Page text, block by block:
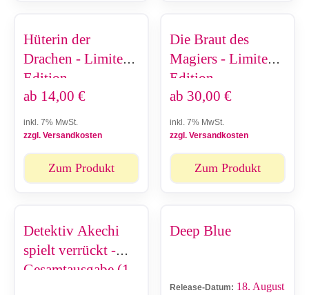
Hüterin der
Drachen - Limited
Edition
ab 14,00 €
inkl. 7% MwSt.
zzgl. Versandkosten
Zum Produkt
Die Braut des
Magiers - Limited
Edition
ab 30,00 €
inkl. 7% MwSt.
zzgl. Versandkosten
Zum Produkt
Detektiv Akechi
spielt verrückt -
Gesamtausgabe (1-
Deep Blue
Release-Datum: 18. August